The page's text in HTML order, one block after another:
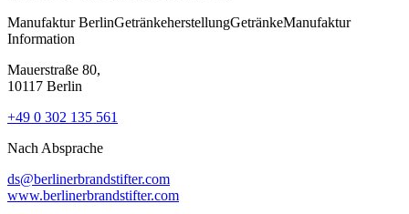
Manufaktur BerlinGetränkeherstellungGetränkeManufaktur
Information
Mauerstraße 80,
10117 Berlin
+49 0 302 135 561
Nach Absprache
ds@berlinerbrandstifter.com
www.berlinerbrandstifter.com